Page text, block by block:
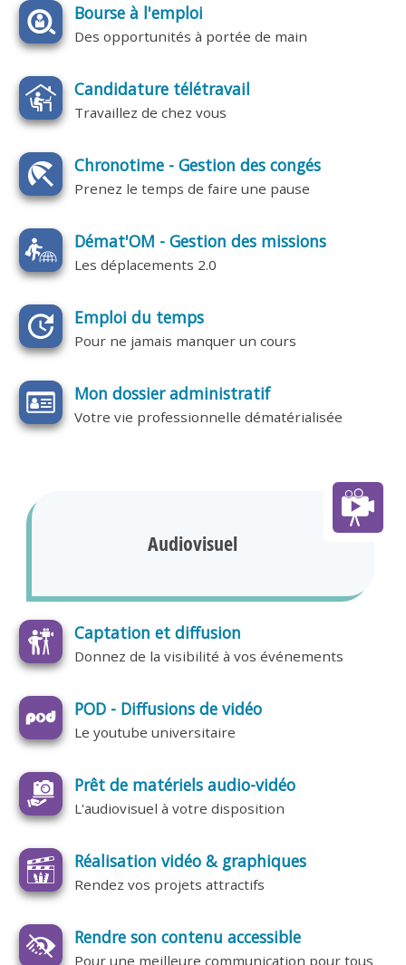
Bourse à l'emploi
Des opportunités à portée de main
Candidature télétravail
Travaillez de chez vous
Chronotime - Gestion des congés
Prenez le temps de faire une pause
Démat'OM - Gestion des missions
Les déplacements 2.0
Emploi du temps
Pour ne jamais manquer un cours
Mon dossier administratif
Votre vie professionnelle dématérialisée
Audiovisuel
Captation et diffusion
Donnez de la visibilité à vos événements
POD - Diffusions de vidéo
Le youtube universitaire
Prêt de matériels audio-vidéo
L'audiovisuel à votre disposition
Réalisation vidéo & graphiques
Rendez vos projets attractifs
Rendre son contenu accessible
Pour une meilleure communication pour tous